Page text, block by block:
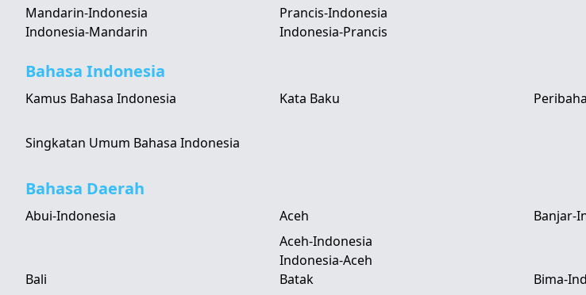
Mandarin-Indonesia
Indonesia-Mandarin
Prancis-Indonesia
Indonesia-Prancis
Bahasa Indonesia
Kamus Bahasa Indonesia Kata Baku
Singkatan Umum Bahasa Indonesia
Bahasa Daerah
Abui-Indonesia
Aceh
Aceh-Indonesia
Indonesia-Aceh
Banjar-
Bali
Batak
Bima-